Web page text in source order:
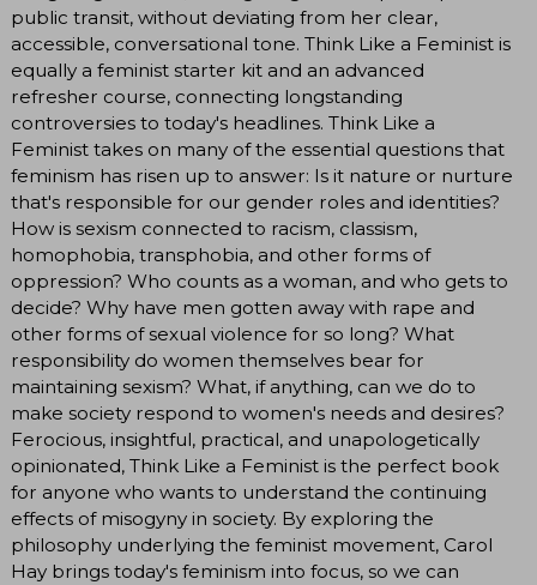
public transit, without deviating from her clear,
accessible, conversational tone. Think Like a Feminist is
equally a feminist starter kit and an advanced
refresher course, connecting longstanding
controversies to today's headlines. Think Like a
Feminist takes on many of the essential questions that
feminism has risen up to answer: Is it nature or nurture
that's responsible for our gender roles and identities?
How is sexism connected to racism, classism,
homophobia, transphobia, and other forms of
oppression? Who counts as a woman, and who gets to
decide? Why have men gotten away with rape and
other forms of sexual violence for so long? What
responsibility do women themselves bear for
maintaining sexism? What, if anything, can we do to
make society respond to women's needs and desires?
Ferocious, insightful, practical, and unapologetically
opinionated, Think Like a Feminist is the perfect book
for anyone who wants to understand the continuing
effects of misogyny in society. By exploring the
philosophy underlying the feminist movement, Carol
Hay brings today's feminism into focus, so we can